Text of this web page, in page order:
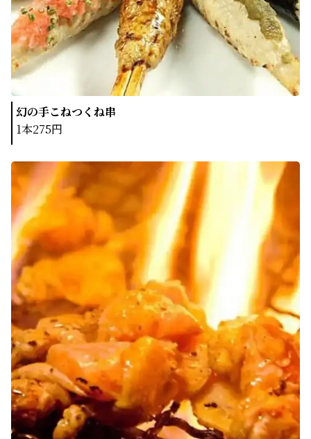
幻の手こねつくね串
1本275円